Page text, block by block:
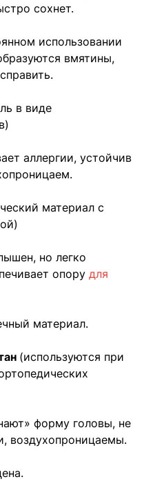
сохнет.
использовании
вмятины,
в виде
аллергии, устойчив
материал с
но легко
опору для
материал.
(используются при
форму головы, не
воздухопроницаемы.